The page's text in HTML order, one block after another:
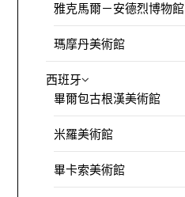
雅克馬爾－安德烈博物館
瑪摩丹美術館
西班牙
畢爾包古根漢美術館
米羅美術館
畢卡索美術館